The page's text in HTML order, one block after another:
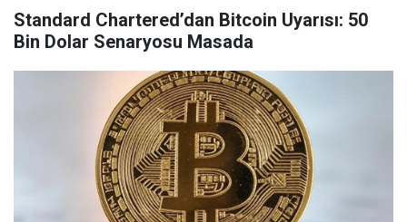
Standard Chartered’dan Bitcoin Uyarısı: 50
Bin Dolar Senaryosu Masada